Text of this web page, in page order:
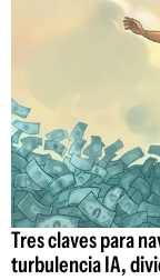
Tres claves para
turbulencia IA,